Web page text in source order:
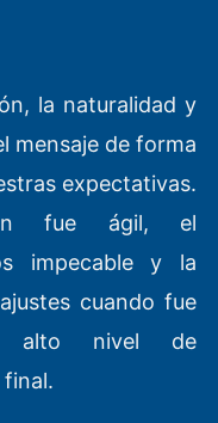
la naturalidad y
mensaje de forma
expectativas.
fue ágil, el
impecable y la
cuando fue
alto nivel de